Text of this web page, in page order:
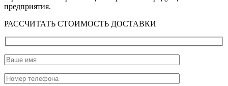
предприятия.
РАССЧИТАТЬ СТОИМОСТЬ ДОСТАВКИ